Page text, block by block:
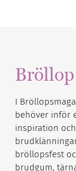
I
behöver inför
inspiration
bröllopsfest
brudgum,